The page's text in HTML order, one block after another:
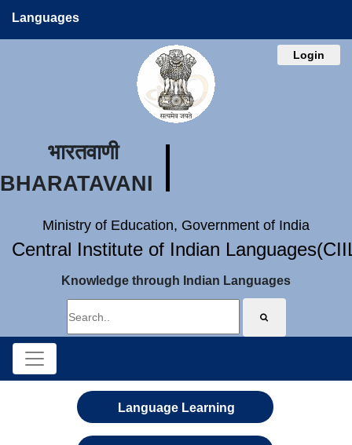
Languages
Login
भारतवाणी
BHARATAVANI
Ministry of Education, Government of India
Central Institute of Indian
Knowledge through Indian Languages
Language Learning